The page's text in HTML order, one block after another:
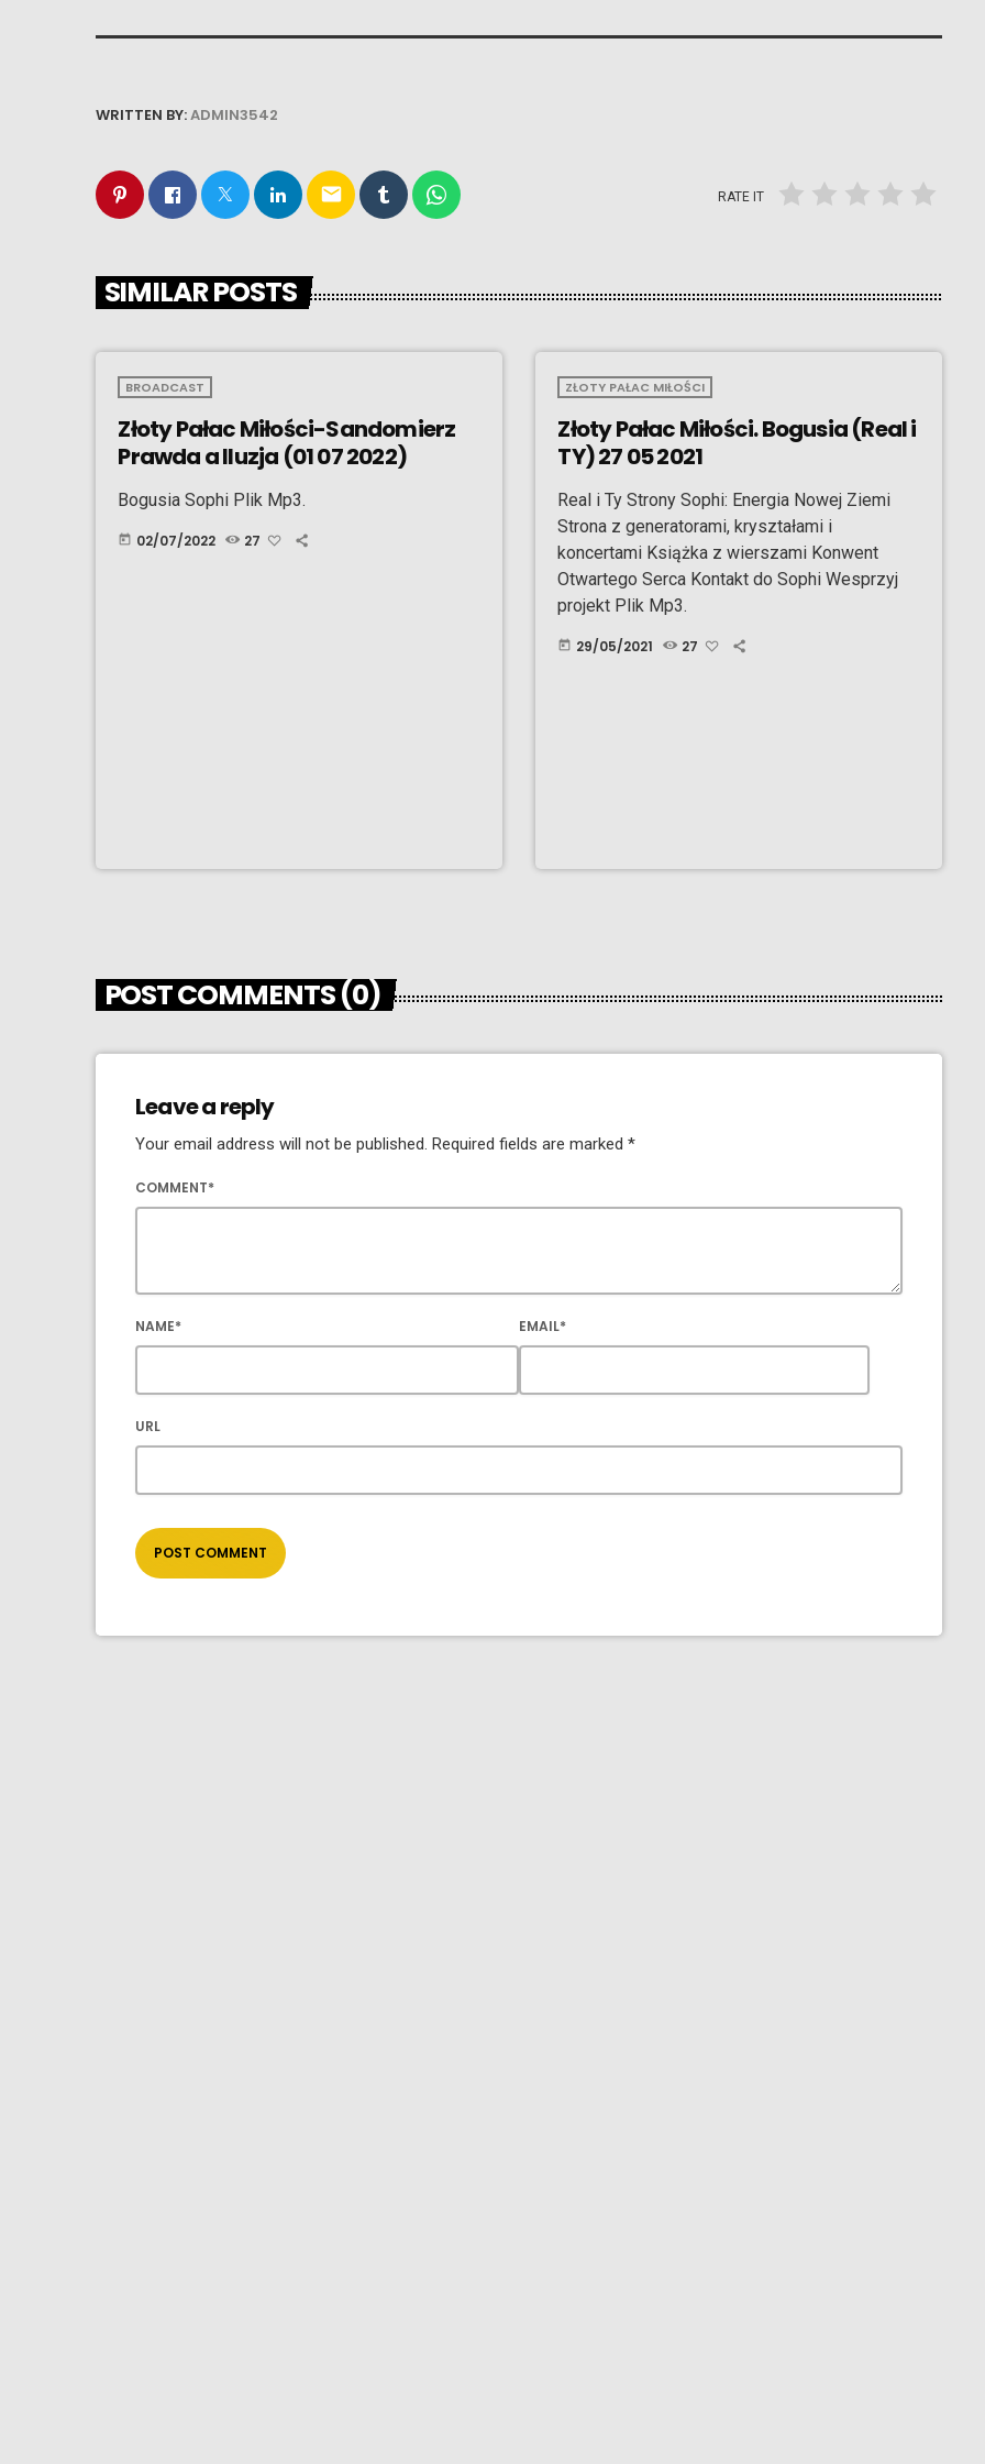
WRITTEN BY:ADMIN3542
email RATE IT
SIMILAR POSTS
BROADCAST
Złoty Pałac Miłości-Sandomierz
Prawda a Iluzja (01 07 2022)
Bogusia Sophi Plik Mp3.
today 02/07/2022 27
ZŁOTY PAŁAC MIŁOŚCI
Złoty Pałac Miłości. Bogusia (Real i
TY) 27 05 2021
Real i Ty Strony Sophi: Energia Nowej Ziemi
Strona z generatorami, kryształami i
koncertami Książka z wierszami Konwent
Otwartego Serca Kontakt do Sophi Wesprzyj
projekt Plik Mp3.
today 29/05/2021 27
POST COMMENTS (0)
Leave a reply
Your email address will not be published. Required fields are marked *
COMMENT*
NAME* EMAIL*
URL